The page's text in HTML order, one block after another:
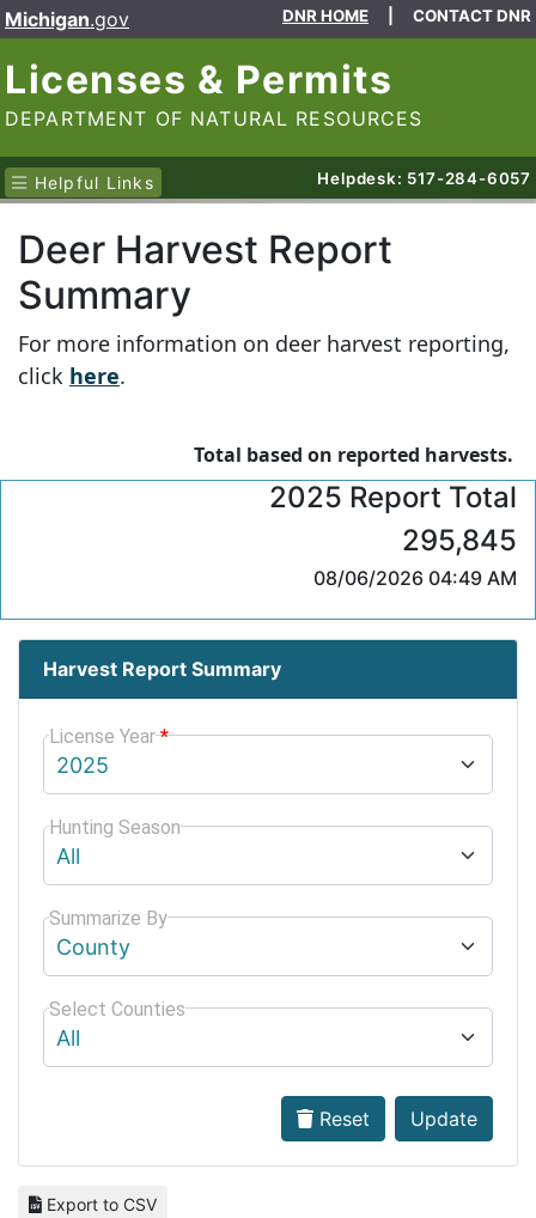
Michigan.gov DNR HOME CONTACT DNR
Licenses & Permits
DEPARTMENT OF NATURAL RESOURCES
Helpful Links Helpdesk: 517-284-6057
Deer Harvest Report
Summary
For more information on deer harvest reporting,
click here.
Total based on reported harvests.
2025 Report Total
295,845
08/06/2026 04:49 AM
Harvest Report Summary
License Year *
Hunting Season
Summarize By
Select Counties
Reset Update
Export to CSV